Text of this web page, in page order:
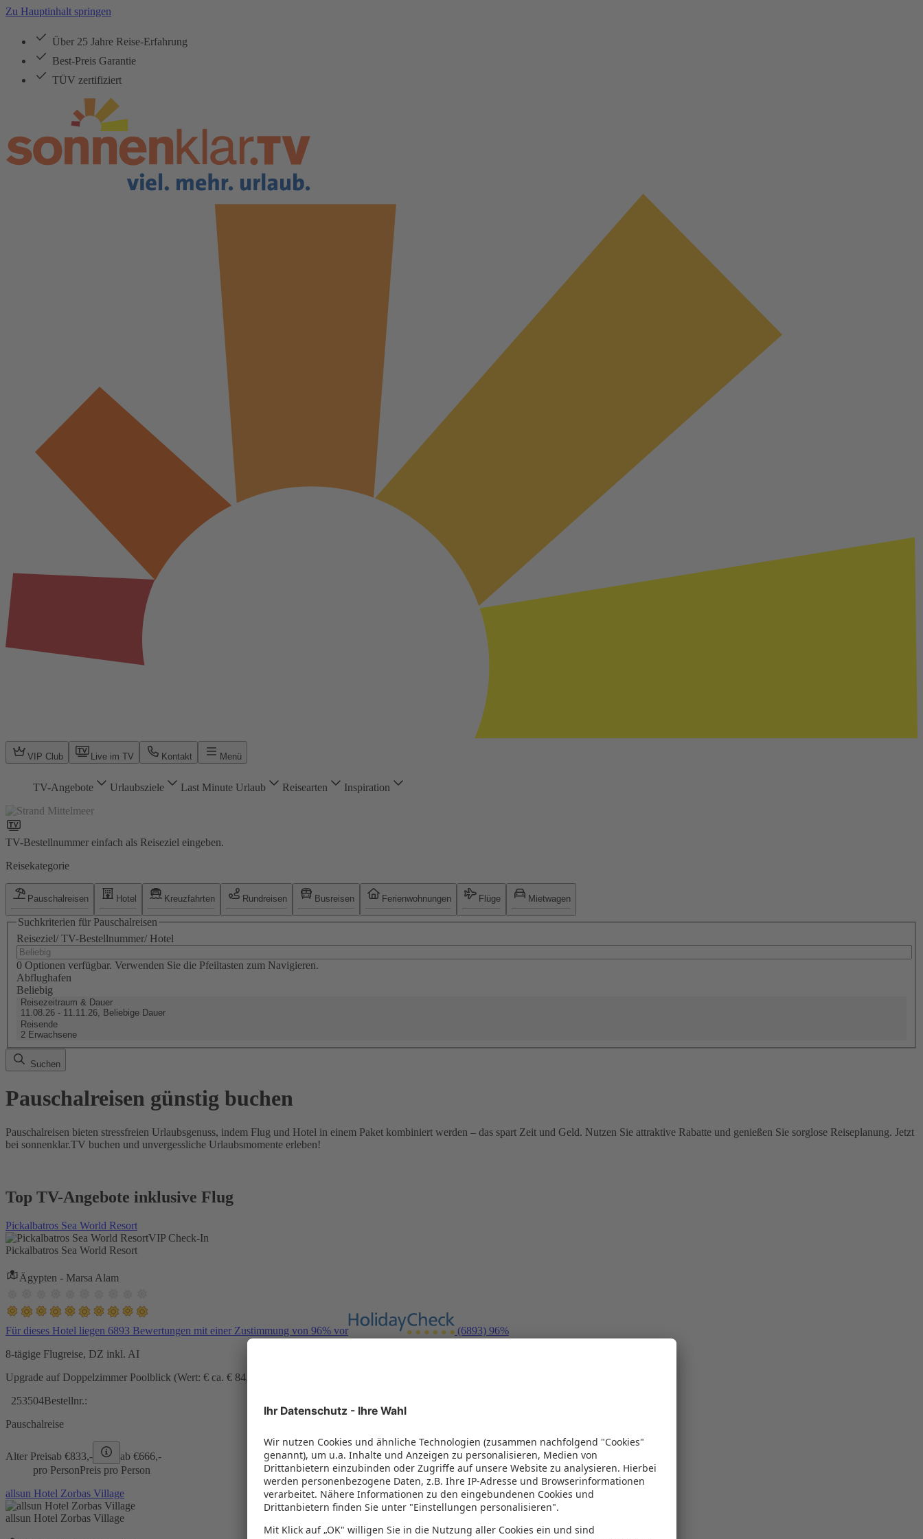
Zu Hauptinhalt springen
Über 25 Jahre Reise-Erfahrung
Best-Preis Garantie
TÜV zertifiziert
VIP Club Live im TV Kontakt Menü
TV-Angebote Urlaubsziele Last Minute Urlaub Reisearten Inspiration
TV-Bestellnummer einfach als Reiseziel eingeben.
Reisekategorie
Pauschalreisen Hotel Kreuzfahrten Rundreisen Busreisen Ferienwohnungen Flüge Mietwagen
Suchkriterien für Pauschalreisen
Reiseziel/ TV-Bestellnummer/ Hotel
0 Optionen verfügbar. Verwenden Sie die Pfeiltasten zum Navigieren.
Abflughafen
Beliebig
Reisezeitraum & Dauer
11.08.26 - 11.11.26, Beliebige Dauer
Reisende
2 Erwachsene
Suchen
Pauschalreisen günstig buchen
Pauschalreisen bieten stressfreien Urlaubsgenuss, indem Flug und Hotel in einem Paket kombiniert werden – das spart Zeit und Geld. Nutzen Sie attraktive Rabatte und genießen Sie sorglose Reiseplanung. Jetzt
bei sonnenklar.TV buchen und unvergessliche Urlaubsmomente erleben!
Top TV-Angebote inklusive Flug
Pickalbatros Sea World Resort
VIP Check-In
Pickalbatros Sea World Resort
Ägypten - Marsa Alam
Für dieses Hotel liegen 6893 Bewertungen mit einer Zustimmung von 96% vor (6893) 96%
8-tägige Flugreise, DZ inkl. AI
Upgrade auf Doppelzimmer Poolblick (Wert: € ca. € 84,- pro Zimmer) - nur solange der Vorrat reicht
253504Bestellnr.:
Pauschalreise
Alter Preisab €833,- ab €666,-
pro PersonPreis pro Person
allsun Hotel Zorbas Village
allsun Hotel Zorbas Village